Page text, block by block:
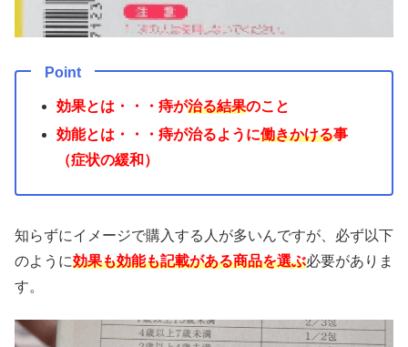
Point
効果とは・・・痔が治る結果のこと
効能とは・・・痔が治るように働きかける事
（症状の緩和）
知らずにイメージで購入する人が多いんですが、必ず以下
のように効果も効能も記載がある商品を選ぶ必要がありま
す。